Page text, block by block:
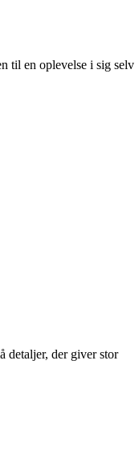
til en oplevelse i sig selv
detaljer, der giver stor